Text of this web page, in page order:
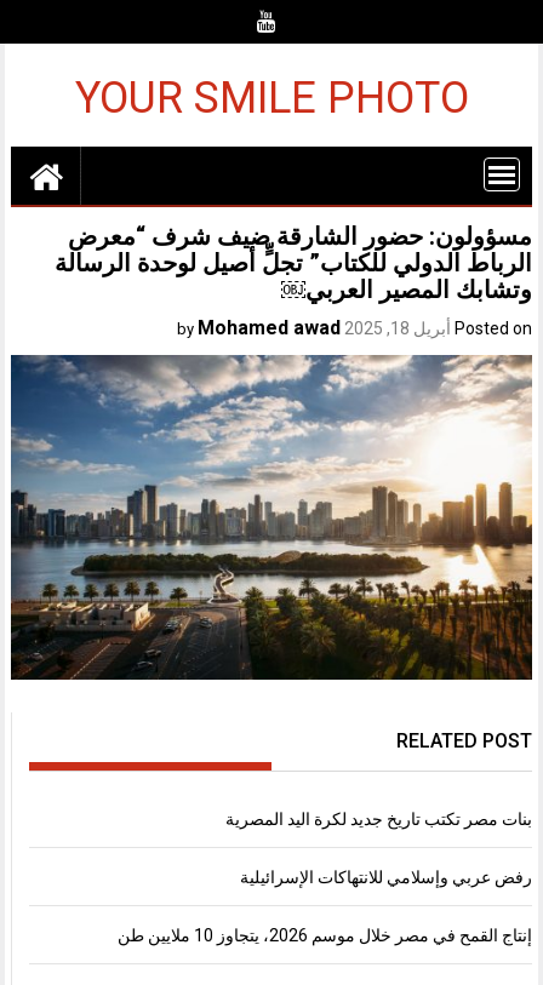
YOUR SMILE PHOTO
مسؤولون: حضور الشارقة ضيف شرف “معرض
الرباط الدولي للكتاب” تجلٍّ أصيل لوحدة الرسالة
وتشابك المصير العربي￼
Posted on أبريل 18, 2025 Mohamed awad
RELATED POST
بنات مصر تكتب تاريخ جديد لكرة اليد المصرية
رفض عربي وإسلامي للانتهاكات الإسرائيلية
إنتاج القمح في مصر خلال موسم 2026، يتجاوز 10 ملايين طن